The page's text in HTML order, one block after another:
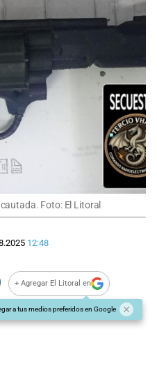
Foto: El Litoral
12:48
+ Agregar El Litoral en
a tus medios preferidos en Google